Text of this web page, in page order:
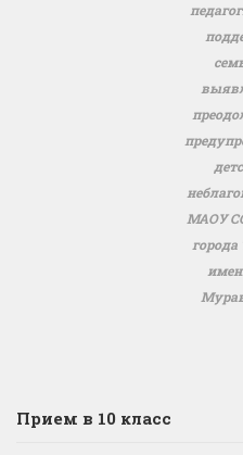
МАОУ
Прием в 10 класс